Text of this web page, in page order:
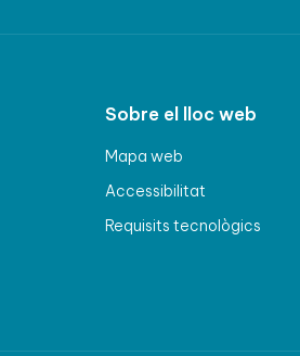
Sobre el lloc web
Mapa web
Accessibilitat
Requisits tecnològics